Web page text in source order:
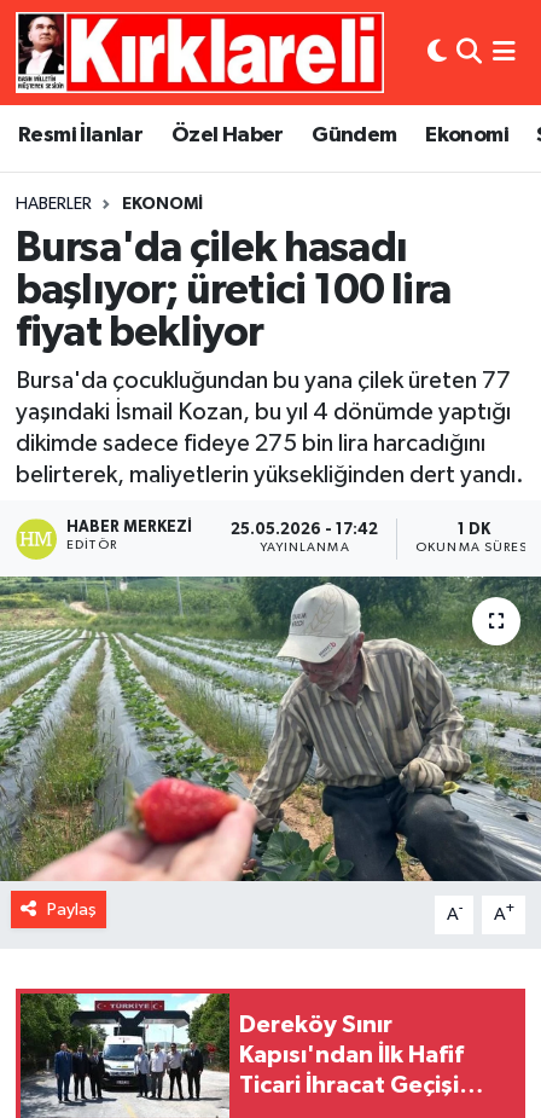
Resmi İlanlar Özel Haber Gündem Ekonomi
HABERLER EKONOMI
Bursa'da çilek hasadı
başlıyor; üretici 100 lira
fiyat bekliyor
Bursa'da çocukluğundan bu yana çilek üreten 77
yaşındaki İsmail Kozan, bu yıl 4 dönümde yaptığı
dikimde sadece fideye 275 bin lira harcadığını
belirterek, maliyetlerin yüksekliğinden dert yandı.
HABER MERKEZI
EDITÖR
25.05.2026 - 17:42
YAYINLANMA
1 DK
OKUNMA SÜRESI
Paylaş A- A+
Dereköy Sınır
Kapısı'ndan İlk Hafif
Ticari İhracat Geçişi
Resmi İlanlar
Gündem
Ekonomi
Siyaset
Spor
Asayiş
Dünya
Eğitim
Kültür Sanat
Magazin
Medya
Sağlık
Künye
Gizlilik Sözleşmesi
Merkez Nöbetçi Eczaneler
Merkez Trafik Yoğunluk Haritası
Süper Lig Puan Durumu ve Fikstür
Tüm Manşetler
Son Dakika Haberleri
Haber Arşivi